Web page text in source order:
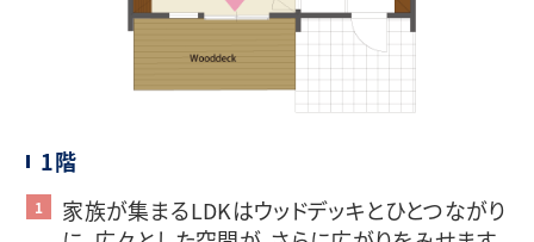
1階
家族が集まるLDKはウッドデッキとひとつながり